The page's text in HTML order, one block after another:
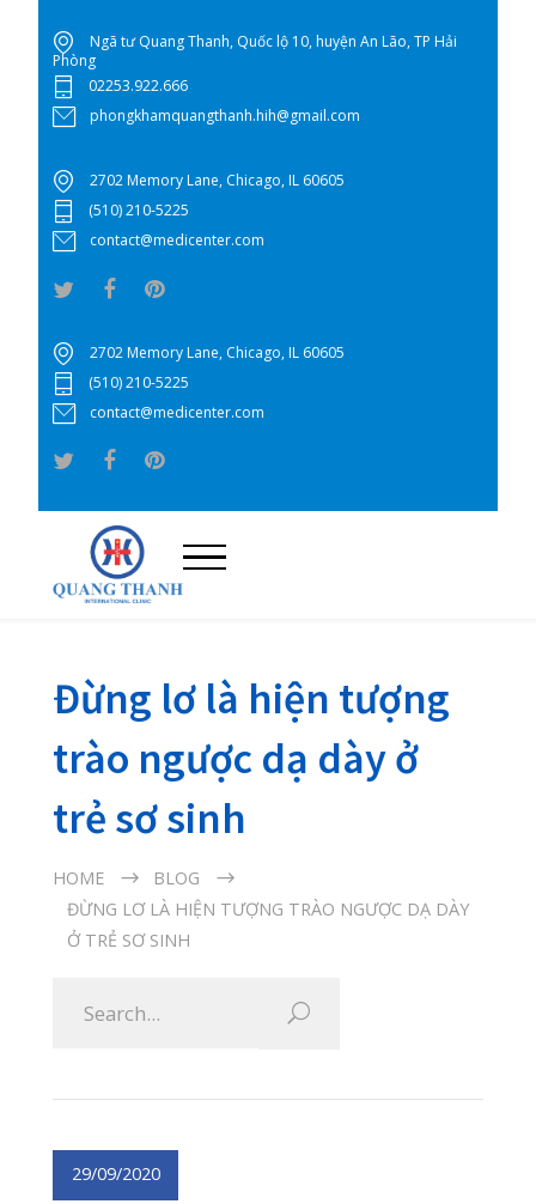
Ngã tư Quang Thanh, Quốc lộ 10, huyện An Lão, TP Hải
Phòng
02253.922.666
phongkhamquangthanh.hih@gmail.com
(510) 210-5225
2702 Memory Lane, Chicago, IL 60605
Đừng lơ là hiện tượng
trẻ sơ sinh
ĐỪNG LƠ LÀ HIỆN TƯỢNG TRÀO NGƯỢC DẠ DÀY
hóa nên thức ăn dễ ứ đọng trong dạ
ngược thực quản dạ dày.